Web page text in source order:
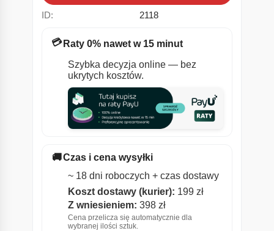
ID: 2118
💳 Raty 0% nawet w 15 minut
Szybka decyzja online — bez
ukrytych kosztów.
🚚Czas i cena wysyłki
~ 18 dni roboczych + czas dostawy
Koszt dostawy (kurier): 199 zł
Z wniesieniem: 398 zł
Cena przelicza się automatycznie dla
wybranej ilości sztuk.